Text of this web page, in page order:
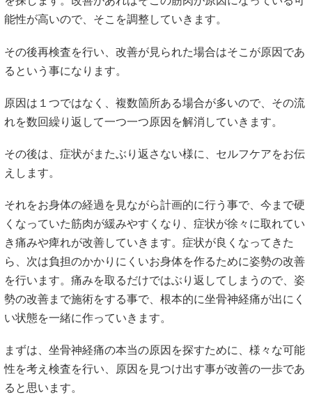
能性が高いので、そこを調整していきます。
その後再検査を行い、改善が見られた場合はそこが原因であ
るという事になります。
原因は１つではなく、複数箇所ある場合が多いので、その流
れを数回繰り返して一つ一つ原因を解消していきます。
その後は、症状がまたぶり返さない様に、セルフケアをお伝
えします。
それをお身体の経過を見ながら計画的に行う事で、今まで硬
くなっていた筋肉が緩みやすくなり、症状が徐々に取れてい
き痛みや痺れが改善していきます。症状が良くなってきた
ら、次は負担のかかりにくいお身体を作るために姿勢の改善
を行います。痛みを取るだけではぶり返してしまうので、姿
勢の改善まで施術をする事で、根本的に坐骨神経痛が出にく
い状態を一緒に作っていきます。
まずは、坐骨神経痛の本当の原因を探すために、様々な可能
性を考え検査を行い、原因を見つけ出す事が改善の一歩であ
ると思います。